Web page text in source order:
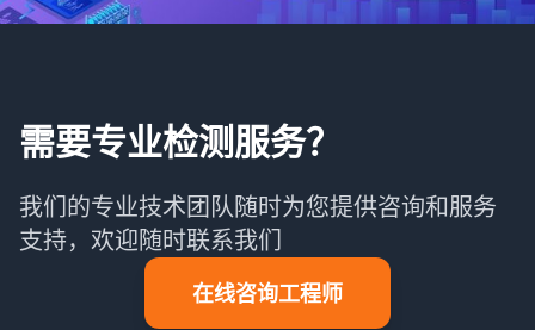
需要专业检测服务？
我们的专业技术团队随时为您提供咨询和服务
支持，欢迎随时联系我们
在线咨询工程师